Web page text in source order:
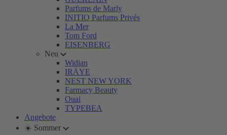
Parfums de Marly
INITIO Parfums Privés
La Mer
Tom Ford
EISENBERG
Neu
Widian
IRÄYE
NEST NEW YORK
Farmacy Beauty
Ouai
TYPEBEA
Angebote
☀️ Sommer